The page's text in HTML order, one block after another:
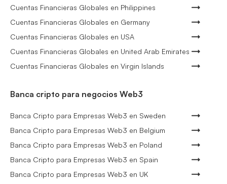
Cuentas Financieras Globales en Philippines
Cuentas Financieras Globales en Germany
Cuentas Financieras Globales en USA
Cuentas Financieras Globales en United Arab Emirates
Cuentas Financieras Globales en Virgin Islands
Banca cripto para negocios Web3
Banca Cripto para Empresas Web3 en Sweden
Banca Cripto para Empresas Web3 en Belgium
Banca Cripto para Empresas Web3 en Poland
Banca Cripto para Empresas Web3 en Spain
Banca Cripto para Empresas Web3 en UK